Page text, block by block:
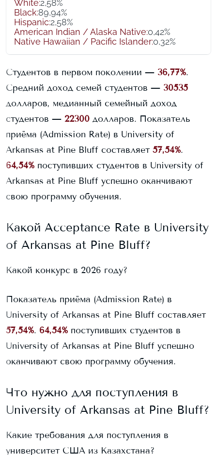
White:2,58%
Black:89,94%
Hispanic:2,58%
American Indian / Alaska Native:0,42%
Native Hawaiian / Pacific Islander:0,32%
Студентов в первом поколении — 36,77%.
Средний доход семей студентов — 30535
долларов, медианный семейный доход
студентов — 22300 долларов. Показатель
приёма (Admission Rate) в University of
Arkansas at Pine Bluff составляет 57,54%.
64,54% поступивших студентов в University of
Arkansas at Pine Bluff успешно оканчивают
свою программу обучения.
Какой Acceptance Rate в University
of Arkansas at Pine Bluff?
Какой конкурс в 2026 году?
Показатель приёма (Admission Rate) в
University of Arkansas at Pine Bluff составляет
57,54%. 64,54% поступивших студентов в
University of Arkansas at Pine Bluff успешно
оканчивают свою программу обучения.
Что нужно для поступления в
University of Arkansas at Pine Bluff?
Какие требования для поступления в
университет США из Казахстана?